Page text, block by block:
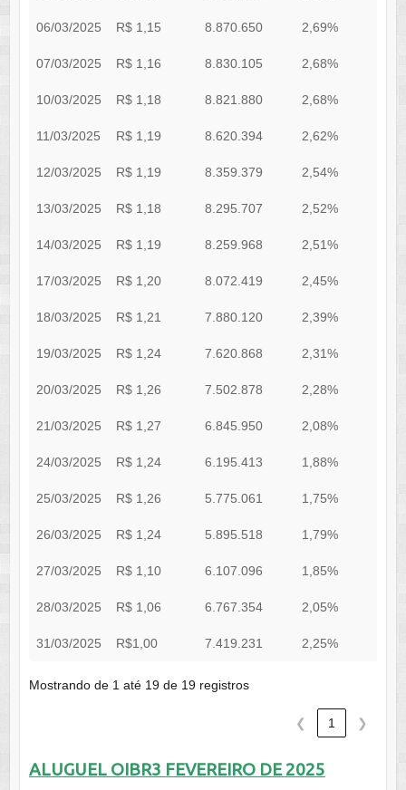
ALUGADAS
06/03/2025 R$ 1,15 8.870.650 2,69%
07/03/2025 R$ 1,16 8.830.105 2,68%
10/03/2025 R$ 1,18 8.821.880 2,68%
11/03/2025 R$ 1,19 8.620.394 2,62%
12/03/2025 R$ 1,19 8.359.379 2,54%
13/03/2025 R$ 1,18 8.295.707 2,52%
14/03/2025 R$ 1,19 8.259.968 2,51%
17/03/2025 R$ 1,20 8.072.419 2,45%
18/03/2025 R$ 1,21 7.880.120 2,39%
19/03/2025 R$ 1,24 7.620.868 2,31%
20/03/2025 R$ 1,26 7.502.878 2,28%
21/03/2025 R$ 1,27 6.845.950 2,08%
24/03/2025 R$ 1,24 6.195.413 1,88%
25/03/2025 R$ 1,26 5.775.061 1,75%
26/03/2025 R$ 1,24 5.895.518 1,79%
27/03/2025 R$ 1,10 6.107.096 1,85%
28/03/2025 R$ 1,06 6.767.354 2,05%
31/03/2025 R$1,00 7.419.231 2,25%
Mostrando de 1 até 19 de 19 registros
❮ 1 ❯
ALUGUEL OIBR3 FEVEREIRO DE 2025